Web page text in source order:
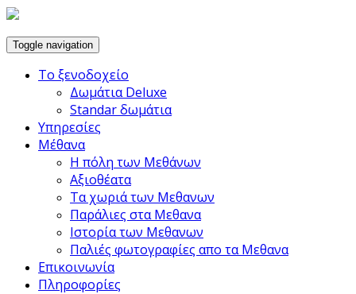
Toggle navigation
Το ξενοδοχείο
Δωμάτια Deluxe
Standar δωμάτια
Υπηρεσίες
Μέθανα
Η πόλη των Μεθάνων
Αξιοθέατα
Τα χωριά των Μεθανων
Παράλιες στα Μεθανα
Ιστορία των Μεθανων
Παλιές φωτογραφίες απο τα Μεθανα
Επικοινωνία
Πληροφορίες